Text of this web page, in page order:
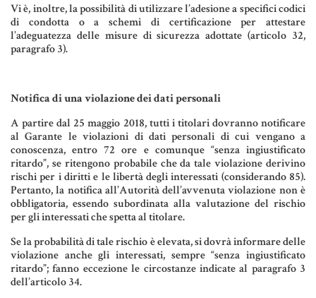
Vi è, inoltre, la possibilità di utilizzare l’adesione a specifici codici
di condotta o a schemi di certificazione per attestare
l’adeguatezza delle misure di sicurezza adottate (articolo 32,
paragrafo 3).
Notifica di una violazione dei dati personali
A partire dal 25 maggio 2018, tutti i titolari dovranno notificare
al Garante le violazioni di dati personali di cui vengano a
conoscenza, entro 72 ore e comunque “senza ingiustificato
ritardo”, se ritengono probabile che da tale violazione derivino
rischi per i diritti e le libertà degli interessati (considerando 85).
Pertanto, la notifica all’Autorità dell’avvenuta violazione non è
obbligatoria, essendo subordinata alla valutazione del rischio
per gli interessati che spetta al titolare.
Se la probabilità di tale rischio è elevata, si dovrà informare delle
violazione anche gli interessati, sempre “senza ingiustificato
ritardo”; fanno eccezione le circostanze indicate al paragrafo 3
dell’articolo 34.